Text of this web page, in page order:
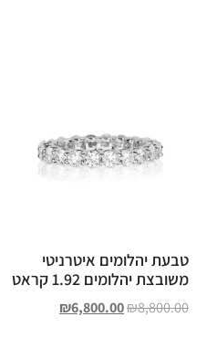
טבעת יהלומים איטרניטי
משובצת יהלומים 1.92 קראט
₪8,800.00
₪6,800.00